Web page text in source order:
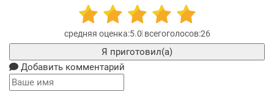
5.0 26
Я приготовил(а)
Добавить комментарий